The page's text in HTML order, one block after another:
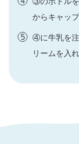
からキャッ
④に牛乳を注
リームを入